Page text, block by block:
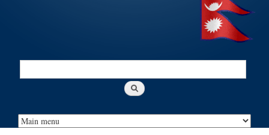
Search